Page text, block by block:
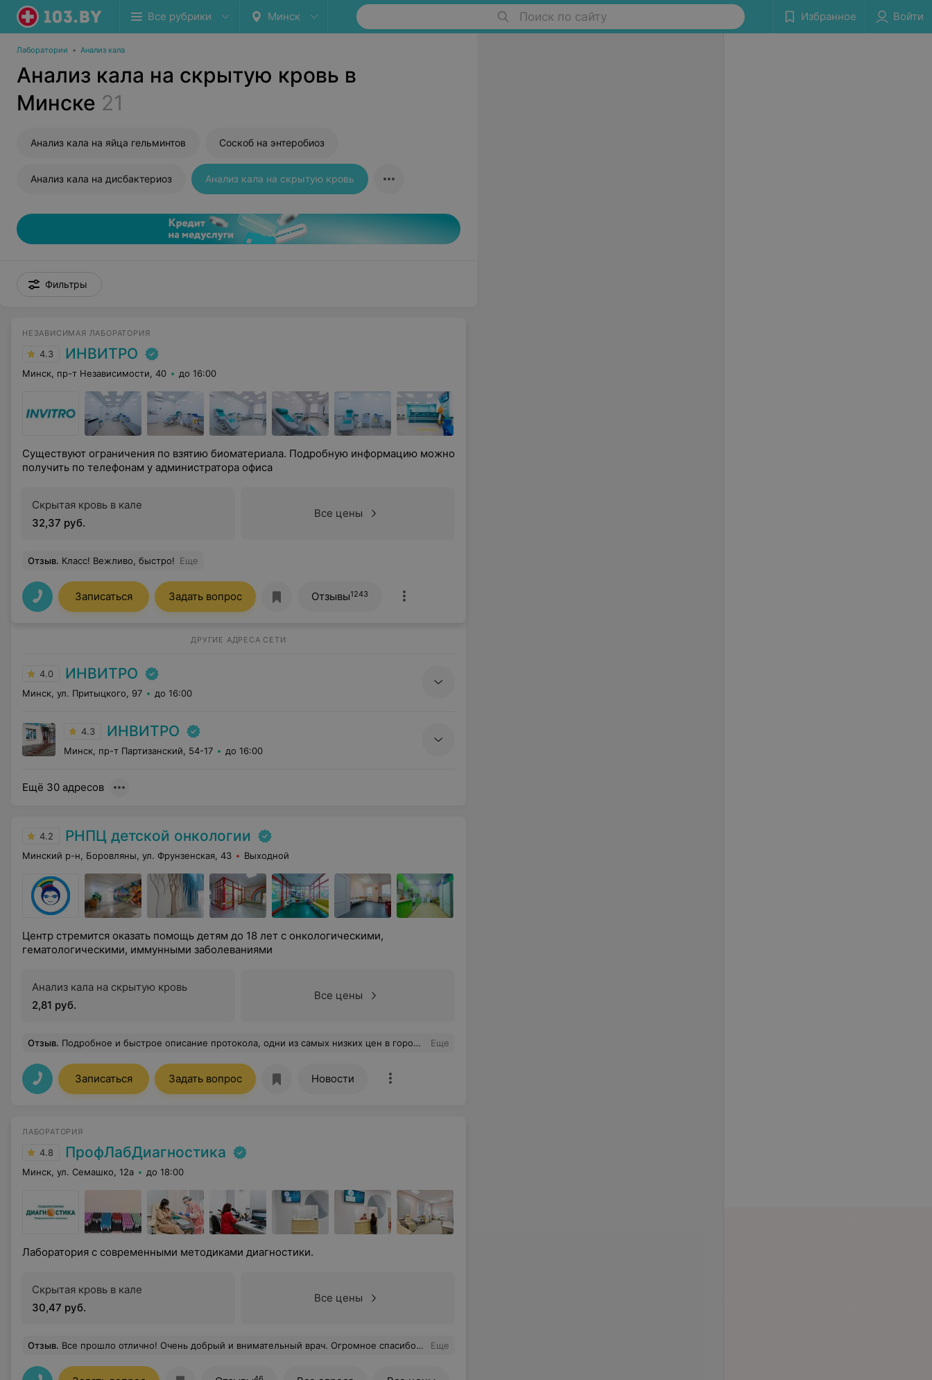
Все рубрики Минск Поиск по сайту Избранное Войти
Лаборатории • Анализ кала
Анализ кала на скрытую кровь в
Минске 21
Анализ кала на яйца гельминтов Соскоб на энтеробиоз
Анализ кала на дисбактериоз Анализ кала на скрытую кровь
Фильтры
НЕЗАВИСИМАЯ ЛАБОРАТОРИЯ
4.3 ИНВИТРО
Минск, пр-т Независимости, 40 до 16:00
Существуют ограничения по взятию биоматериала. Подробную информацию можно
получить по телефонам у администратора офиса
Скрытая кровь в кале
32,37 руб.
Все цены
Отзыв. Класс! Вежливо, быстро! Еще
Записаться Задать вопрос Отзывы1243
ДРУГИЕ АДРЕСА СЕТИ
4.0 ИНВИТРО
Минск, ул. Притыцкого, 97 до 16:00
4.3 ИНВИТРО
Минск, пр-т Партизанский, 54-17 до 16:00
Ещё 30 адресов
4.2 РНПЦ детской онкологии
Минский р-н, Боровляны, ул. Фрунзенская, 43 Выходной
Центр стремится оказать помощь детям до 18 лет с онкологическими,
гематологическими, иммунными заболеваниями
Анализ кала на скрытую кровь
2,81 руб.
Все цены
Отзыв. Подробное и быстрое описание протокола, одни из самых низких цен в городе, доступная запись. Очень довольна! Еще
Записаться Задать вопрос Новости
ЛАБОРАТОРИЯ
4.8 ПрофЛабДиагностика
Минск, ул. Семашко, 12а до 18:00
Лаборатория с современными методиками диагностики.
Скрытая кровь в кале
30,47 руб.
Все цены
Отзыв. Все прошло отлично! Очень добрый и внимательный врач. Огромное спасибо за отношение! Еще